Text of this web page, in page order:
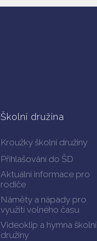
Školní družina
Kroužky školní družiny
Přihlašování do ŠD
Aktuální informace pro
rodiče
Náměty a nápady pro
využití volného času
Videoklip a hymna školní
družiny